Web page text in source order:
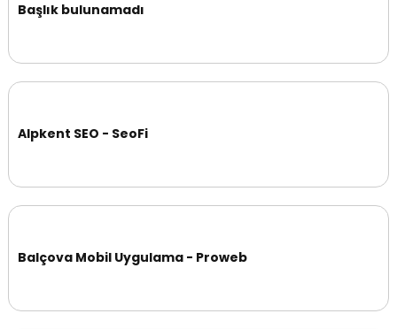
Başlık bulunamadı
Alpkent SEO - SeoFi
Balçova Mobil Uygulama - Proweb